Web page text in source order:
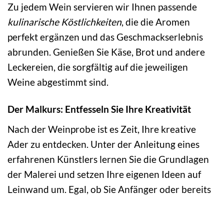
Zu jedem Wein servieren wir Ihnen passende
kulinarische Köstlichkeiten, die die Aromen
perfekt ergänzen und das Geschmackserlebnis
abrunden. Genießen Sie Käse, Brot und andere
Leckereien, die sorgfältig auf die jeweiligen
Weine abgestimmt sind.
Der Malkurs: Entfesseln Sie Ihre Kreativität
Nach der Weinprobe ist es Zeit, Ihre kreative
Ader zu entdecken. Unter der Anleitung eines
erfahrenen Künstlers lernen Sie die Grundlagen
der Malerei und setzen Ihre eigenen Ideen auf
Leinwand um. Egal, ob Sie Anfänger oder bereits